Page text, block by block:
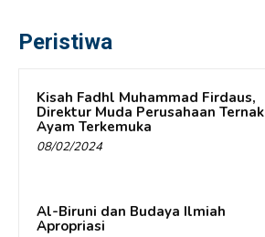
Peristiwa
Kisah Fadhl Muhammad Firdaus,
Direktur Muda Perusahaan Ternak
Ayam Terkemuka
08/02/2024
Al-Biruni dan Budaya Ilmiah
Apropriasi